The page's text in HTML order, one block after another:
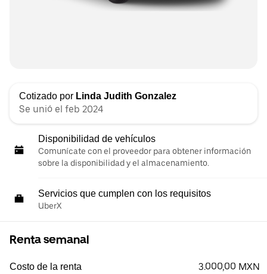
Cotizado por Linda Judith Gonzalez
Se unió el feb 2024
Disponibilidad de vehículos
Comunícate con el proveedor para obtener información
sobre la disponibilidad y el almacenamiento.
Servicios que cumplen con los requisitos
UberX
Renta semanal
Costo de la renta 3.000,00 MXN